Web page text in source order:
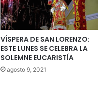
VÍSPERA DE SAN LORENZO:
ESTE LUNES SE CELEBRA LA
SOLEMNE EUCARISTÍA
agosto 9, 2021